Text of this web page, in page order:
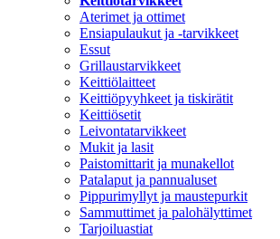
Aterimet ja ottimet
Ensiapulaukut ja -tarvikkeet
Essut
Grillaustarvikkeet
Keittiölaitteet
Keittiöpyyhkeet ja tiskirätit
Keittiösetit
Leivontatarvikkeet
Mukit ja lasit
Paistomittarit ja munakellot
Patalaput ja pannualuset
Pippurimyllyt ja maustepurkit
Sammuttimet ja palohälyttimet
Tarjoiluastiat